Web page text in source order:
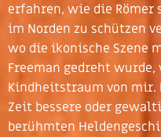
erfahren, wie die Römer
im Norden zu schützen
wo die ikonische Szene
Freeman gedreht
Kindheitstraum von mir.
Zeit bessere oder
berühmten